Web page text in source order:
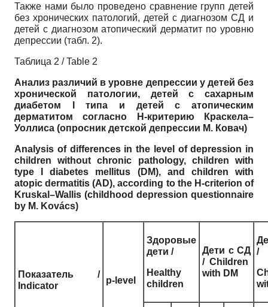
Также нами было проведено сравнение групп детей
без хронических патологий, детей с диагнозом СД и
детей с диагнозом атопический дерматит по уровню
депрессии (табл. 2).
Таблица 2 / Table 2
Анализ различий в уровне депрессии у детей без
хронической патологии, детей с сахарным
диабетом
I типа и детей с атопическим
дерматитом согласно H-критерию Краскела–
Уоллиса (опросник детской депрессии М. Ковач)
Analysis of differences in the level of depression in
children without chronic pathology, children with
type I diabetes mellitus (DM), and children with
atopic dermatitis (AD), according to the H-criterion of
Kruskal–Wallis (childhood depression questionnaire
by M. Kovács)
Показатель /
Indicator
p-level
Здоровые
дети /
Healthy
children
Дети с СД
/ Children
with DM
/